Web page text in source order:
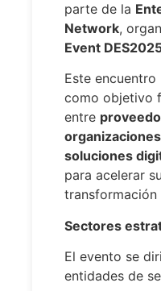
parte de la
Network,
Event
Este
como objetivo
entre
soluciones
para acelerar
transformación
Sectores
El evento se
entidades de